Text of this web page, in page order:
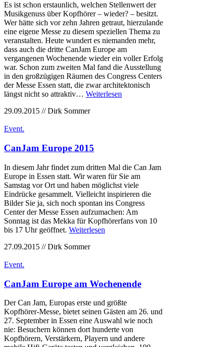
Es ist schon erstaunlich, welchen Stellenwert der
Musikgenuss über Kopfhörer – wieder? – besitzt.
Wer hätte sich vor zehn Jahren getraut, hierzulande
eine eigene Messe zu diesem speziellen Thema zu
veranstalten. Heute wundert es niemanden mehr,
dass auch die dritte CanJam Europe am
vergangenen Wochenende wieder ein voller Erfolg
war. Schon zum zweiten Mal fand die Ausstellung
in den großzügigen Räumen des Congress Centers
der Messe Essen statt, die zwar architektonisch
längst nicht so attraktiv… Weiterlesen
29.09.2015 // Dirk Sommer
Event.
CanJam Europe 2015
In diesem Jahr findet zum dritten Mal die Can Jam
Europe in Essen statt. Wir waren für Sie am
Samstag vor Ort und haben möglichst viele
Eindrücke gesammelt. Vielleicht inspirieren die
Bilder Sie ja, sich noch spontan ins Congress
Center der Messe Essen aufzumachen: Am
Sonntag ist das Mekka für Kopfhörerfans von 10
bis 17 Uhr geöffnet. Weiterlesen
27.09.2015 // Dirk Sommer
Event.
CanJam Europe am Wochenende
Der Can Jam, Europas erste und größte
Kopfhörer-Messe, bietet seinen Gästen am 26. und
27. September in Essen eine Auswahl wie noch
nie: Besuchern können dort hunderte von
Kopfhörern, Verstärkern, Playern und andere